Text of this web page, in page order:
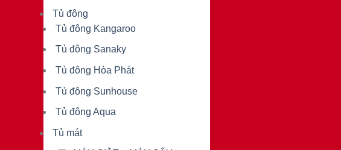
Tủ đông
Tủ đông Kangaroo
Tủ đông Sanaky
Tủ đông Hòa Phát
Tủ đông Sunhouse
Tủ đông Aqua
Tủ mát